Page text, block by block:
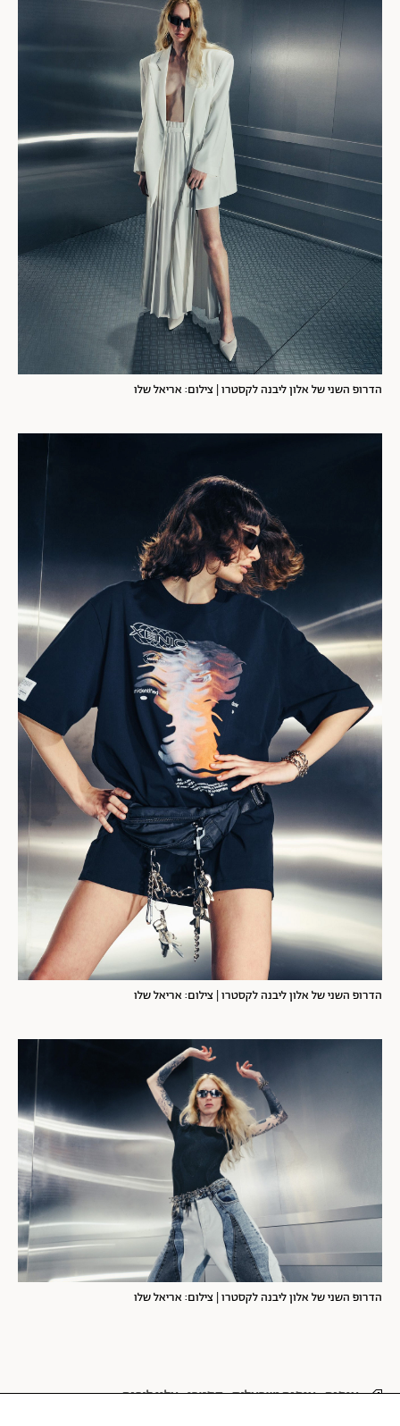
הדרופ השני של אלון ליבנה לקסטרו | צילום: אריאל שלו
הדרופ השני של אלון ליבנה לקסטרו | צילום: אריאל שלו
הדרופ השני של אלון ליבנה לקסטרו | צילום: אריאל שלו
אופנה אופנה ישראלית קסטרו אלון ליבנה